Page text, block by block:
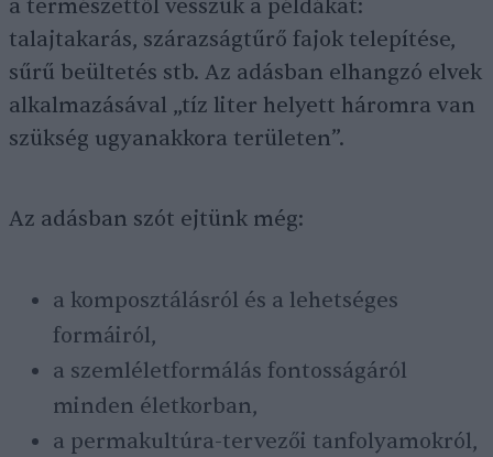
a természettől vesszük a példákat:
talajtakarás, szárazságtűrő fajok telepítése,
sűrű beültetés stb. Az adásban elhangzó elvek
alkalmazásával „tíz liter helyett háromra van
szükség ugyanakkora területen”.
Az adásban szót ejtünk még:
a komposztálásról és a lehetséges
formáiról,
a szemléletformálás fontosságáról
minden életkorban,
a permakultúra-tervezői tanfolyamokról,